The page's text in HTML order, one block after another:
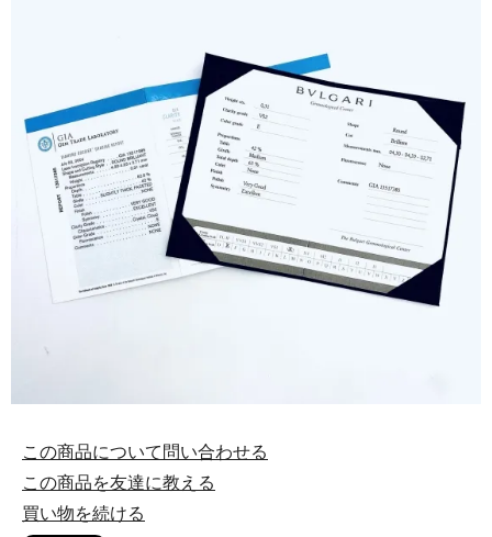
この商品について問い合わせる
この商品を友達に教える
買い物を続ける